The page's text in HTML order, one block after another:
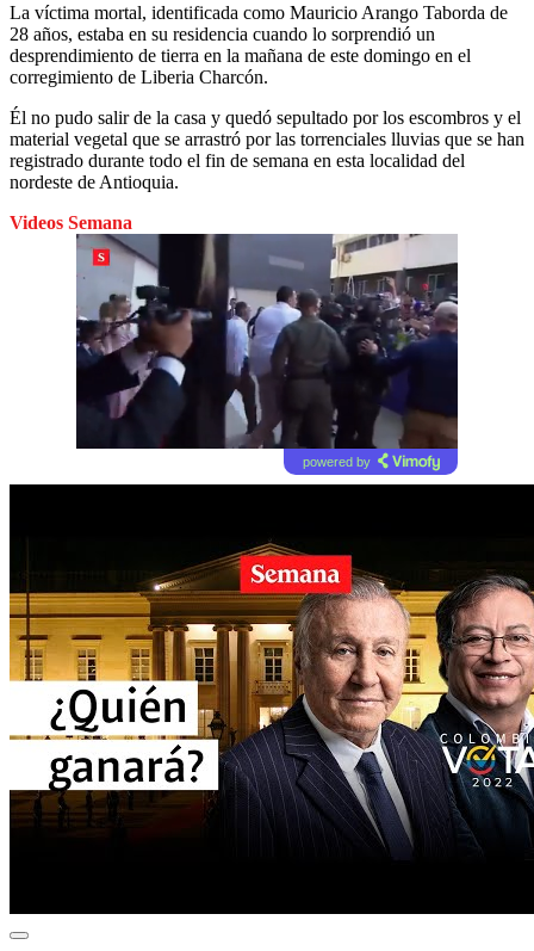
La víctima mortal, identificada como Mauricio Arango Taborda de
28 años, estaba en su residencia cuando lo sorprendió un
desprendimiento de tierra en la mañana de este domingo en el
corregimiento de Liberia Charcón.
Él no pudo salir de la casa y quedó sepultado por los escombros y el
material vegetal que se arrastró por las torrenciales lluvias que se han
registrado durante todo el fin de semana en esta localidad del
nordeste de Antioquia.
Videos Semana
powered by